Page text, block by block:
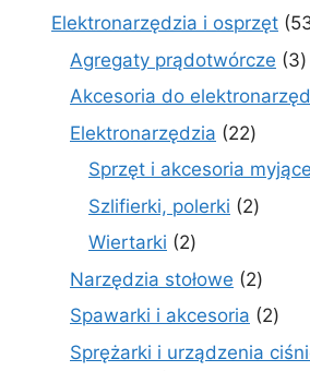
produkty
Elektronarzędzia i osprzęt
Agregaty prądotwórcze 33
Akcesoria do
Elektronarzędzia 2222
Sprzęt i akcesoria myjące
Szlifierki, polerki 22
Wiertarki 22
produkty
Narzędzia stołowe 22
Spawarki i akcesoria 22
Sprężarki i urządzenia